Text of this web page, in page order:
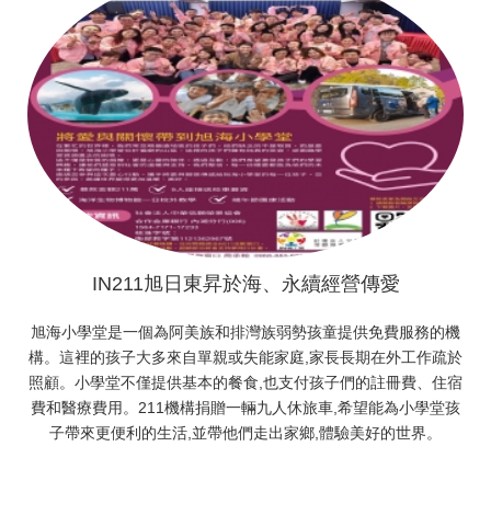
IN211旭日東昇於海、永續經營傳愛
旭海小學堂是一個為阿美族和排灣族弱勢孩童提供免費服務的機
構。這裡的孩子大多來自單親或失能家庭,家長長期在外工作疏於
照顧。小學堂不僅提供基本的餐食,也支付孩子們的註冊費、住宿
費和醫療費用。211機構捐贈一輛九人休旅車,希望能為小學堂孩
子帶來更便利的生活,並帶他們走出家鄉,體驗美好的世界。